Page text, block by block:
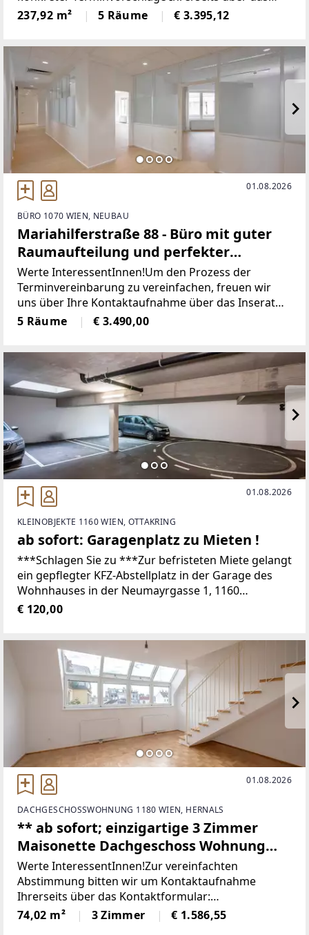
Kontaktformular:
[https://www.sulek.immobilien/besichtigung] www.s
237,92 m² 5 Räume € 3.395,12
01.08.2026
BÜRO 1070 WIEN, NEUBAU
Mariahilferstraße 88 - Büro mit guter
Raumaufteilung und perfekter
Anbindung
Werte InteressentInnen!Um den Prozess der
Terminvereinbarung zu vereinfachen, freuen wir
uns über Ihre Kontaktaufnahme über das Inserat
mit konkreten Terminvorschlägen zur vereinfachten
Abstimmung.Hinweis: Das Objekt ist nicht als Praxis
5 Räume € 3.490,00
01.08.2026
KLEINOBJEKTE 1160 WIEN, OTTAKRING
ab sofort: Garagenplatz zu Mieten !
***Schlagen Sie zu ***Zur befristeten Miete gelangt
ein gepflegter KFZ-Abstellplatz in der Garage des
Wohnhauses in der Neumayrgasse 1, 1160
WienKonditionen:Die Mindestmietdauer beträgt 12
€ 120,00
01.08.2026
DACHGESCHOSSWOHNUNG 1180 WIEN, HERNALS
** ab sofort; einzigartige 3 Zimmer
Maisonette Dachgeschoss Wohnung
(KEINE WGS!) // Nähe Johann-Nepomuk-
Vogl-Platz // Währing **
Werte InteressentInnen!Zur vereinfachten
Abstimmung bitten wir um Kontaktaufnahme
Ihrerseits über das Kontaktformular:
[https://www.sulek.immobilien/besichtigung] www.s
ulek.immobilien/besichtigung
74,02 m² 3 Zimmer € 1.586,55